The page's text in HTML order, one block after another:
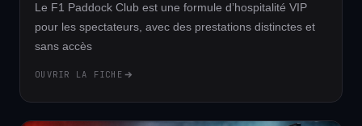
Le F1 Paddock Club est une formule d’hospitalité VIP
pour les spectateurs, avec des prestations distinctes et
sans accès
OUVRIR LA FICHE